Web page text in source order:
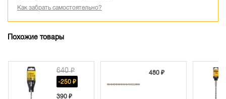
Как забрать самостоятельно?
Похожие товары
640 ₽
-250 ₽
390 ₽
480 ₽